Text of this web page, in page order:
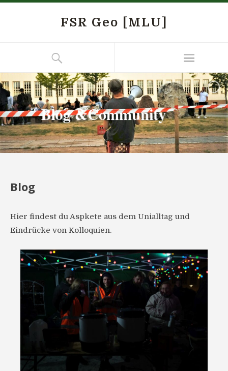
FSR Geo [MLU]
Blog &Community
Blog
Hier findest du Aspkete aus dem Unialltag und
Eindrücke von Kolloquien.